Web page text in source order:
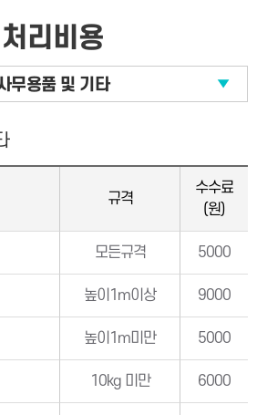
처리비용
무용품 및 기타
규격
수수료
(원)
모든규격 5000
높이1m이상 9000
높이1m미만 5000
10kg 미만 6000